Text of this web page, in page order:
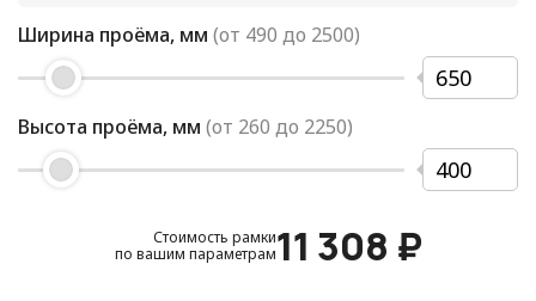
Ширина проёма, мм (от 490 до 2500)
Высота проёма, мм (от 260 до 2250)
Стоимость рамки
по вашим параметрам11 308 ₽